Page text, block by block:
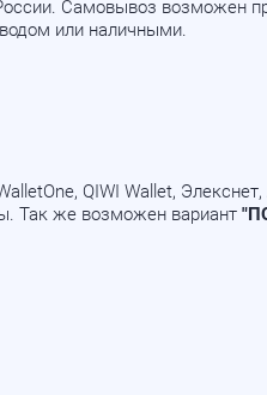
Самовывоз возможен
или наличными.
QIWI Wallet,
Так же возможен вариант